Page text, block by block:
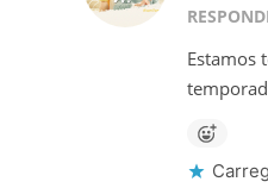
Estamos